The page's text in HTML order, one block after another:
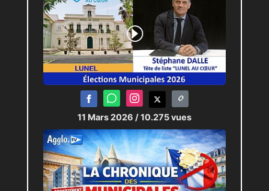
11 Mars 2026 / 10.275 vues